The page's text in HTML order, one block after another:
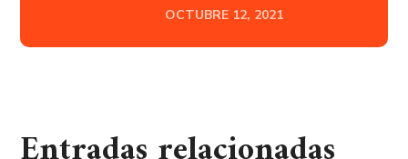
OCTUBRE 12, 2021